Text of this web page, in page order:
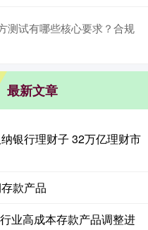
测试有哪些核心要求？合规
最新文章
银行理财子 32万亿理财市
款产品
业高成本存款产品调整进